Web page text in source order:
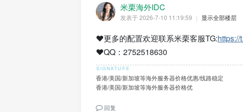
米栗海外IDC
发表于 2026-7-10 11:19:59 | 显示全部楼层
❤️更多的配置欢迎联系米栗客服TG:https://
❤️QQ：2752518630
香港/美国/新加坡等海外服务器价格优惠/线路稳定
香港/美国/新加坡等海外服务器价格优
回复